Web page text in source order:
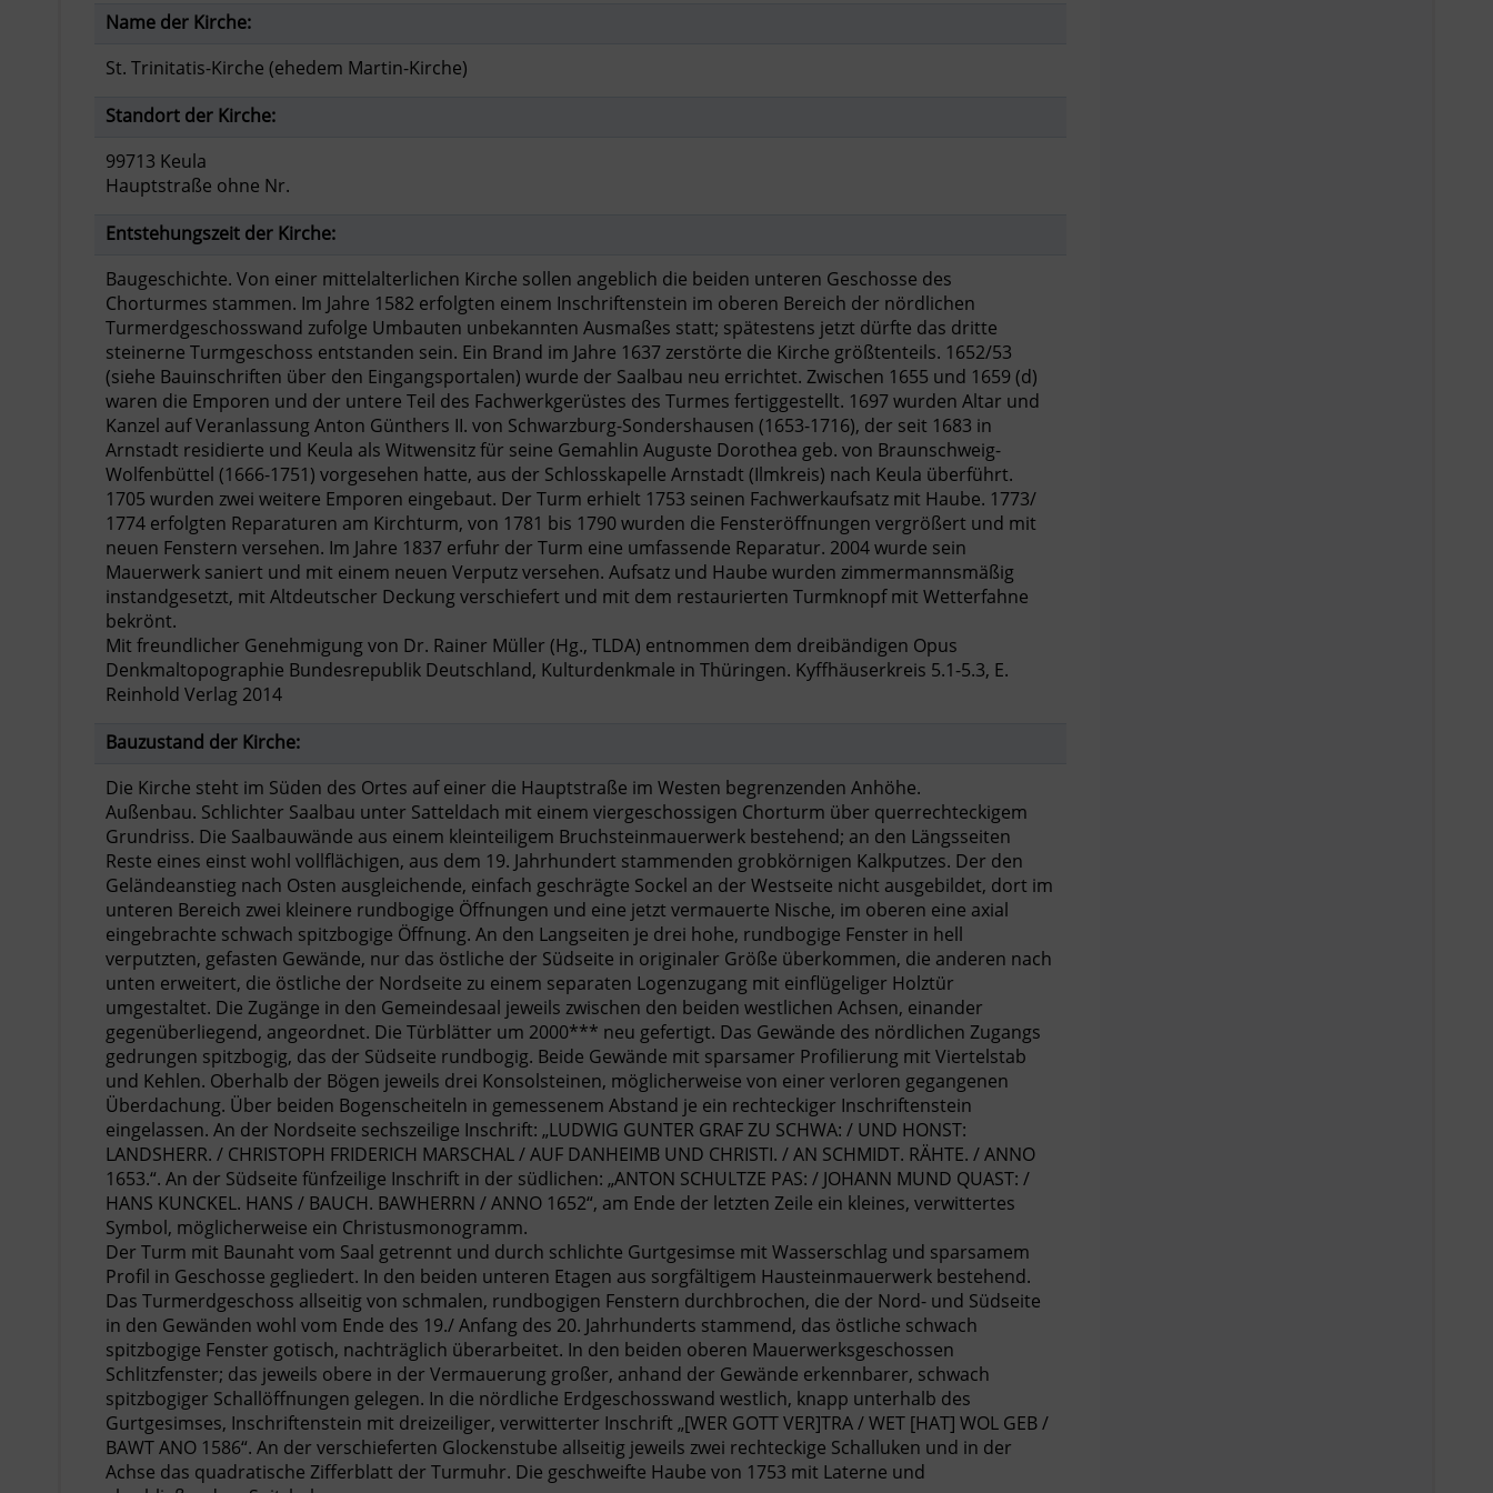
Name der Kirche:
St. Trinitatis-Kirche (ehedem Martin-Kirche)
Standort der Kirche:
99713 Keula
Hauptstraße ohne Nr.
Entstehungszeit der Kirche:
Baugeschichte. Von einer mittelalterlichen Kirche sollen angeblich die beiden unteren Geschosse des
Chorturmes stammen. Im Jahre 1582 erfolgten einem Inschriftenstein im oberen Bereich der nördlichen
Turmerdgeschosswand zufolge Umbauten unbekannten Ausmaßes statt; spätestens jetzt dürfte das dritte
steinerne Turmgeschoss entstanden sein. Ein Brand im Jahre 1637 zerstörte die Kirche größtenteils. 1652/53
(siehe Bauinschriften über den Eingangsportalen) wurde der Saalbau neu errichtet. Zwischen 1655 und 1659 (d)
waren die Emporen und der untere Teil des Fachwerkgerüstes des Turmes fertiggestellt. 1697 wurden Altar und
Kanzel auf Veranlassung Anton Günthers II. von Schwarzburg-Sondershausen (1653-1716), der seit 1683 in
Arnstadt residierte und Keula als Witwensitz für seine Gemahlin Auguste Dorothea geb. von Braunschweig-
Wolfenbüttel (1666-1751) vorgesehen hatte, aus der Schlosskapelle Arnstadt (Ilmkreis) nach Keula überführt.
1705 wurden zwei weitere Emporen eingebaut. Der Turm erhielt 1753 seinen Fachwerkaufsatz mit Haube. 1773/
1774 erfolgten Reparaturen am Kirchturm, von 1781 bis 1790 wurden die Fensteröffnungen vergrößert und mit
neuen Fenstern versehen. Im Jahre 1837 erfuhr der Turm eine umfassende Reparatur. 2004 wurde sein
Mauerwerk saniert und mit einem neuen Verputz versehen. Aufsatz und Haube wurden zimmermannsmäßig
instandgesetzt, mit Altdeutscher Deckung verschiefert und mit dem restaurierten Turmknopf mit Wetterfahne
bekrönt.
Mit freundlicher Genehmigung von Dr. Rainer Müller (Hg., TLDA) entnommen dem dreibändigen Opus
Denkmaltopographie Bundesrepublik Deutschland, Kulturdenkmale in Thüringen. Kyffhäuserkreis 5.1-5.3, E.
Reinhold Verlag 2014
Bauzustand der Kirche:
Die Kirche steht im Süden des Ortes auf einer die Hauptstraße im Westen begrenzenden Anhöhe.
Außenbau. Schlichter Saalbau unter Satteldach mit einem viergeschossigen Chorturm über querrechteckigem
Grundriss. Die Saalbauwände aus einem kleinteiligem Bruchsteinmauerwerk bestehend; an den Längsseiten
Reste eines einst wohl vollflächigen, aus dem 19. Jahrhundert stammenden grobkörnigen Kalkputzes. Der den
Geländeanstieg nach Osten ausgleichende, einfach geschrägte Sockel an der Westseite nicht ausgebildet, dort im
unteren Bereich zwei kleinere rundbogige Öffnungen und eine jetzt vermauerte Nische, im oberen eine axial
eingebrachte schwach spitzbogige Öffnung. An den Langseiten je drei hohe, rundbogige Fenster in hell
verputzten, gefasten Gewände, nur das östliche der Südseite in originaler Größe überkommen, die anderen nach
unten erweitert, die östliche der Nordseite zu einem separaten Logenzugang mit einflügeliger Holztür
umgestaltet. Die Zugänge in den Gemeindesaal jeweils zwischen den beiden westlichen Achsen, einander
gegenüberliegend, angeordnet. Die Türblätter um 2000*** neu gefertigt. Das Gewände des nördlichen Zugangs
gedrungen spitzbogig, das der Südseite rundbogig. Beide Gewände mit sparsamer Profilierung mit Viertelstab
und Kehlen. Oberhalb der Bögen jeweils drei Konsolsteinen, möglicherweise von einer verloren gegangenen
Überdachung. Über beiden Bogenscheiteln in gemessenem Abstand je ein rechteckiger Inschriftenstein
eingelassen. An der Nordseite sechszeilige Inschrift: „LUDWIG GUNTER GRAF ZU SCHWA: / UND HONST:
LANDSHERR. / CHRISTOPH FRIDERICH MARSCHAL / AUF DANHEIMB UND CHRISTI. / AN SCHMIDT. RÄHTE. / ANNO
1653.“. An der Südseite fünfzeilige Inschrift in der südlichen: „ANTON SCHULTZE PAS: / JOHANN MUND QUAST: /
HANS KUNCKEL. HANS / BAUCH. BAWHERRN / ANNO 1652“, am Ende der letzten Zeile ein kleines, verwittertes
Symbol, möglicherweise ein Christusmonogramm.
Der Turm mit Baunaht vom Saal getrennt und durch schlichte Gurtgesimse mit Wasserschlag und sparsamem
Profil in Geschosse gegliedert. In den beiden unteren Etagen aus sorgfältigem Hausteinmauerwerk bestehend.
Das Turmerdgeschoss allseitig von schmalen, rundbogigen Fenstern durchbrochen, die der Nord- und Südseite
in den Gewänden wohl vom Ende des 19./ Anfang des 20. Jahrhunderts stammend, das östliche schwach
spitzbogige Fenster gotisch, nachträglich überarbeitet. In den beiden oberen Mauerwerksgeschossen
Schlitzfenster; das jeweils obere in der Vermauerung großer, anhand der Gewände erkennbarer, schwach
spitzbogiger Schallöffnungen gelegen. In die nördliche Erdgeschosswand westlich, knapp unterhalb des
Gurtgesimses, Inschriftenstein mit dreizeiliger, verwitterter Inschrift „[WER GOTT VER]TRA / WET [HAT] WOL GEB /
BAWT ANO 1586“. An der verschieferten Glockenstube allseitig jeweils zwei rechteckige Schalluken und in der
Achse das quadratische Zifferblatt der Turmuhr. Die geschweifte Haube von 1753 mit Laterne und